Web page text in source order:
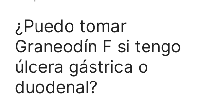
¿Puedo tomar
Graneodín F si tengo
úlcera gástrica o
duodenal?